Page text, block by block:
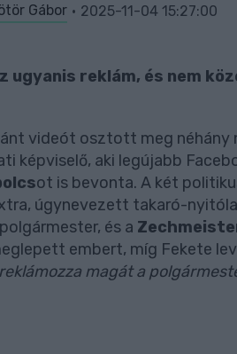
Gábor 2025-11-04 15:27:00
ugyanis reklám, és nem
videót osztott meg néhány
képviselő, aki legújabb
ot is bevonta. A két
úgynevezett takaró-
és a
embert, míg Fekete
magát a